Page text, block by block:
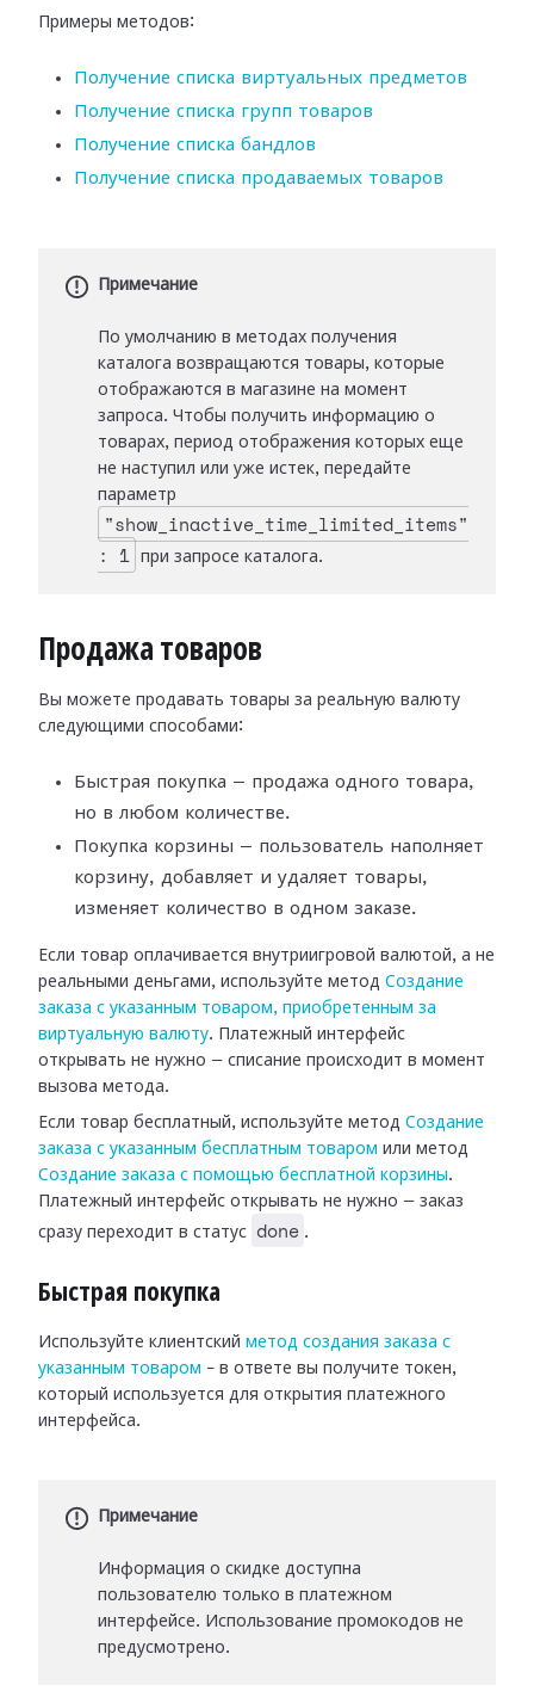
Примеры методов:
Получение списка виртуальных предметов
Получение списка групп товаров
Получение списка бандлов
Получение списка продаваемых товаров
Примечание
По умолчанию в методах получения
каталога возвращаются товары, которые
отображаются в магазине на момент
запроса. Чтобы получить информацию о
товарах, период отображения которых еще
не наступил или уже истек, передайте
параметр
"show_inactive_time_limited_items"
: 1
при запросе каталога.
Продажа товаров
Вы можете продавать товары за реальную валюту
следующими способами:
Быстрая покупка — продажа одного товара,
но в любом количестве.
Покупка корзины — пользователь наполняет
корзину, добавляет и удаляет товары,
изменяет количество в одном заказе.
Если товар оплачивается внутриигровой валютой, а не
реальными деньгами, используйте метод Создание
заказа с указанным товаром, приобретенным за
виртуальную валюту. Платежный интерфейс
открывать не нужно — списание происходит в момент
вызова метода.
Если товар бесплатный, используйте метод Создание
заказа с указанным бесплатным товаром или метод
Создание заказа с помощью бесплатной корзины.
Платежный интерфейс открывать не нужно — заказ
сразу переходит в статус
done .
Быстрая покупка
Используйте клиентский метод создания заказа с
указанным товаром – в ответе вы получите токен,
который используется для открытия платежного
интерфейса.
Примечание
Информация о скидке доступна
пользователю только в платежном
интерфейсе. Использование промокодов не
предусмотрено.